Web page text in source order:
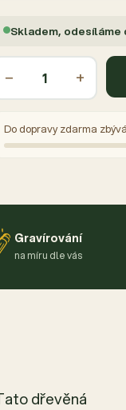
Skladem, odesíláme
− +
Do dopravy zdarma zbývá
Gravírování
na míru dle vás
dřevěná